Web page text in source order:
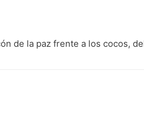
de la paz frente a los cocos,